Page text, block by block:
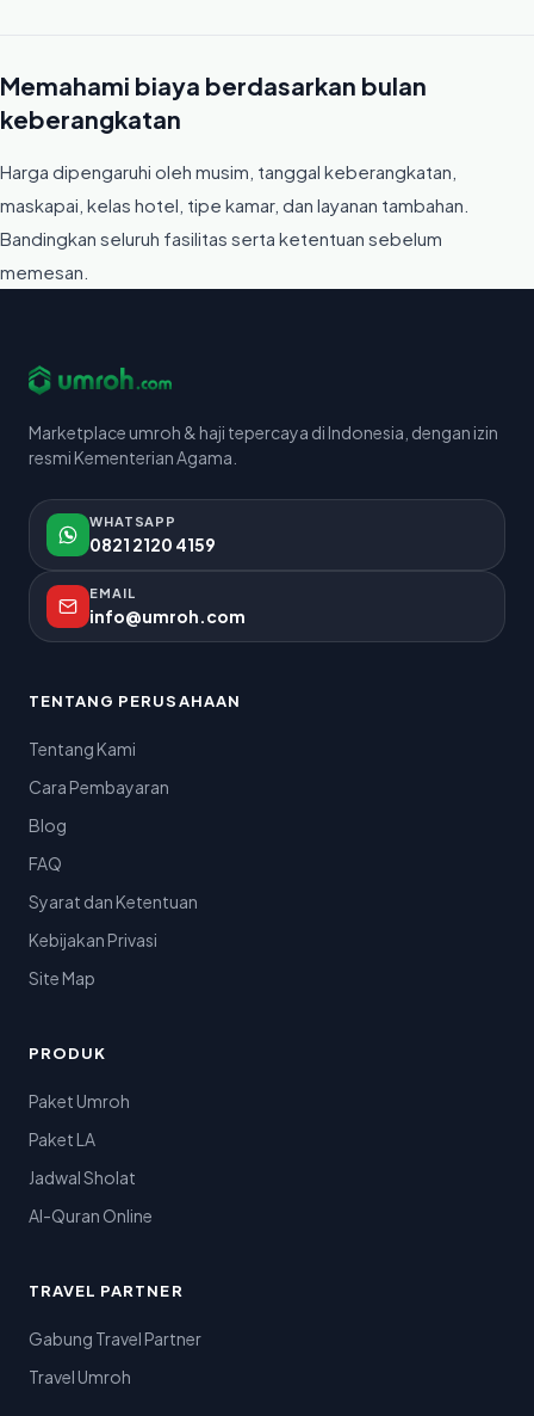
Memahami biaya berdasarkan bulan
keberangkatan
Harga dipengaruhi oleh musim, tanggal keberangkatan,
maskapai, kelas hotel, tipe kamar, dan layanan tambahan.
Bandingkan seluruh fasilitas serta ketentuan sebelum
memesan.
Marketplace umroh & haji tepercaya di Indonesia, dengan izin
resmi Kementerian Agama.
WHATSAPP
0821 2120 4159
EMAIL
info@umroh.com
TENTANG PERUSAHAAN
Tentang Kami
Cara Pembayaran
Blog
FAQ
Syarat dan Ketentuan
Kebijakan Privasi
Site Map
PRODUK
Paket Umroh
Paket LA
Jadwal Sholat
Al-Quran Online
TRAVEL PARTNER
Gabung Travel Partner
Travel Umroh